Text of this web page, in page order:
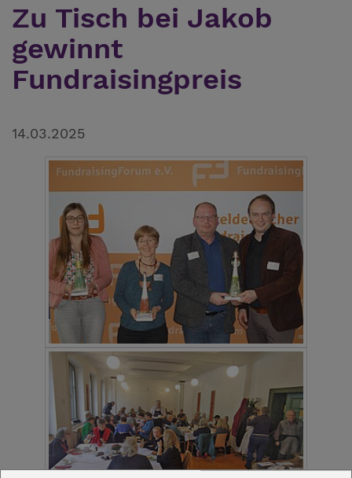
Zu Tisch bei Jakob
gewinnt
Fundraisingpreis
14.03.2025